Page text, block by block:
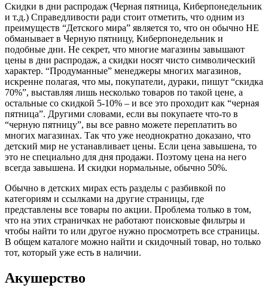
Скидки в дни распродаж (Черная пятница, Киберпонедельник
и т.д.) Справедливости ради стоит отметить, что одним из
преимуществ “Детского мира” является то, что он обычно НЕ
обманывает в Черную пятницу, Киберпонедельник и
подобные дни. Не секрет, что многие магазины завышают
цены в дни распродаж, а скидки носят чисто символический
характер. “Продуманные” менеджеры многих магазинов,
искренне полагая, что мы, покупатели, дураки, пишут “скидка
70%”, выставляя лишь несколько товаров по такой цене, а
остальные со скидкой 5-10% – и все это проходит как “черная
пятница”. Другими словами, если вы покупаете что-то в
“черную пятницу”, вы все равно можете переплатить во
многих магазинах. Так что уже неоднократно доказано, что
детский мир не устанавливает цены. Если цена завышена, то
это не специально для дня продажи. Поэтому цена на него
всегда завышена. И скидки нормальные, обычно 50%.
Обычно в детских мирах есть разделы с разбивкой по
категориям и ссылками на другие страницы, где
представлены все товары по акции. Проблема только в том,
что на этих страничках не работают поисковые фильтры и
чтобы найти то или другое нужно просмотреть все страницы.
В общем каталоге можно найти и скидочный товар, но только
тот, который уже есть в наличии.
Акушерство